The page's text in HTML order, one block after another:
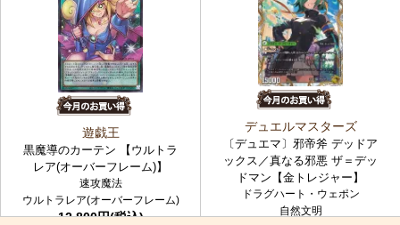
遊戯王
黒魔導のカーテン 【ウルトラ
レア(オーバーフレーム)】
速攻魔法
ウルトラレア(オーバーフレーム)
12,800円(税込)
デュエルマスターズ
〔デュエマ〕邪帝斧 デッドア
ックス／真なる邪悪 ザ＝デッ
ドマン【金トレジャー】
ドラグハート・ウェポン
自然文明